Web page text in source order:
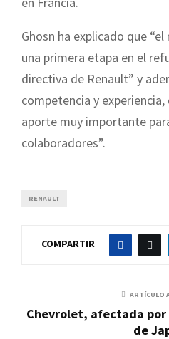
Ghosn ha explicado que
una primera etapa en el
directiva de Renault” y
competencia y
aporte muy importante
colaboradores”.
RENAULT
COMPARTIR
ARTÍCULO
Chevrolet, afectada
de